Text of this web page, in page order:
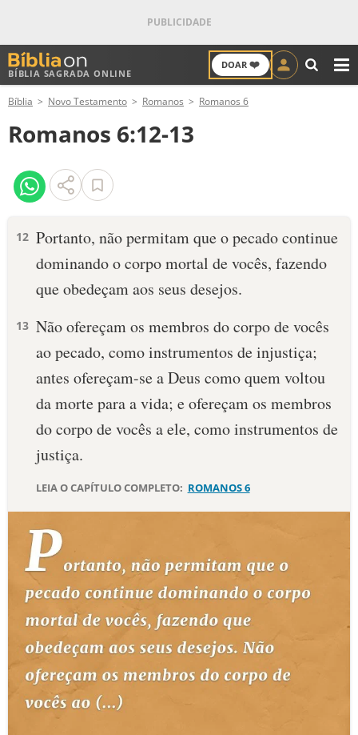
BÍBLIA SAGRADA ONLINE
DOAR ❤️
ANTIGO TESTAMENTO
NOVO TESTAMENTO
VERSÍCULOS
PALAVRA DO DIA
DEVOCIONAL DIÁRIO
10 MANDAMENTOS
ESTUDOS BÍBLICOS
TEMAS
PERGUNTE À BÍBLIA
TERMO BÍBLICO JOGOS
QUEM SOMOS
LOJA BÍBLIAON
Bíblia Novo Testamento Romanos Romanos 6
Romanos 6:12-13
12 Portanto, não permitam que o pecado continue
dominando o corpo mortal de vocês, fazendo
que obedeçam aos seus desejos.
13 Não ofereçam os membros do corpo de vocês
ao pecado, como instrumentos de injustiça;
antes ofereçam-se a Deus como quem voltou
da morte para a vida; e ofereçam os membros
do corpo de vocês a ele, como instrumentos de
justiça.
LEIA O CAPÍTULO COMPLETO: ROMANOS 6